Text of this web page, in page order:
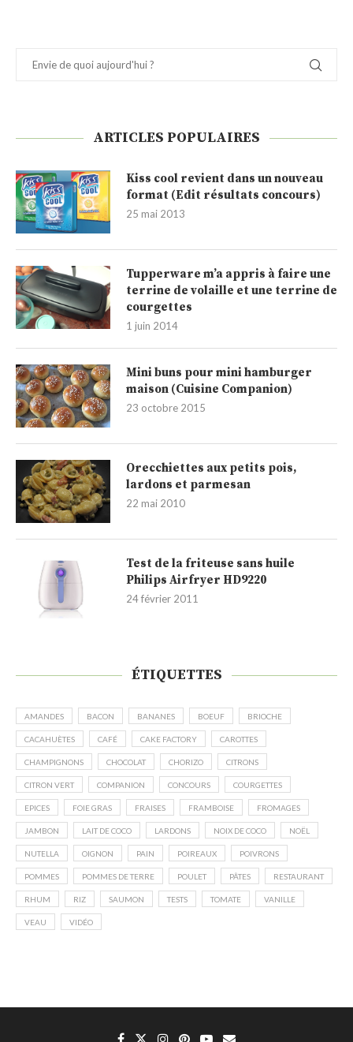
ARTICLES POPULAIRES
Kiss cool revient dans un nouveau
format (Edit résultats concours)
25 mai 2013
Tupperware m’a appris à faire une
terrine de volaille et une terrine de
courgettes
1 juin 2014
Mini buns pour mini hamburger
maison (Cuisine Companion)
23 octobre 2015
Orecchiettes aux petits pois,
lardons et parmesan
22 mai 2010
Test de la friteuse sans huile
Philips Airfryer HD9220
24 février 2011
ÉTIQUETTES
AMANDES BACON BANANES BOEUF BRIOCHE
CACAHUÈTES CAFÉ CAKE FACTORY CAROTTES
CHAMPIGNONS CHOCOLAT CHORIZO CITRONS
CITRON VERT COMPANION CONCOURS COURGETTES
EPICES FOIE GRAS FRAISES FRAMBOISE FROMAGES
JAMBON LAIT DE COCO LARDONS NOIX DE COCO NOËL
NUTELLA OIGNON PAIN POIREAUX POIVRONS
POMMES POMMES DE TERRE POULET PÂTES RESTAURANT
RHUM RIZ SAUMON TESTS TOMATE VANILLE
VEAU VIDÉO